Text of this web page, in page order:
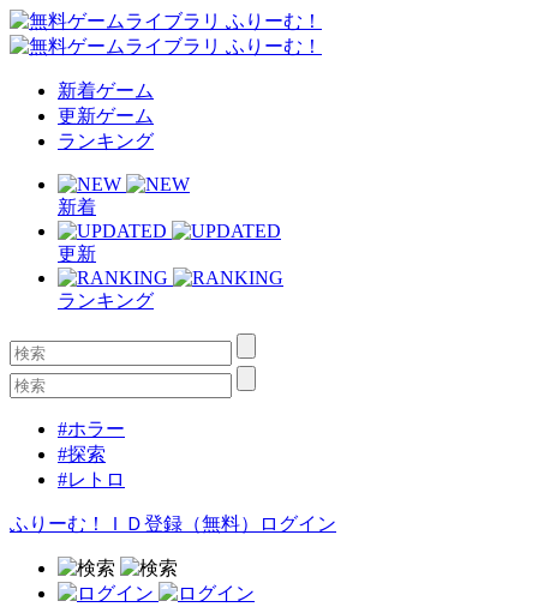
新着ゲーム
更新ゲーム
ランキング
新着
更新
ランキング
#ホラー
#探索
#レトロ
ふりーむ！ＩＤ登録（無料） ログイン